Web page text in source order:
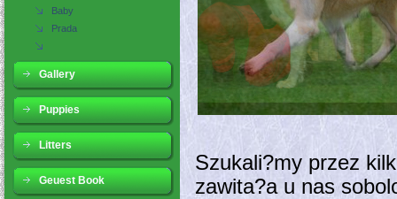
Baby
Prada
Gallery
Puppies
Litters
Geuest Book
Szukali?my przez
zawita?a u nas